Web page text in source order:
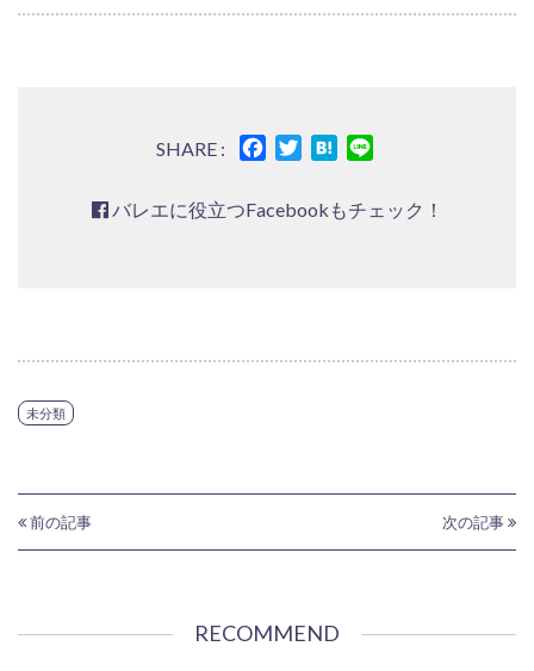
SHARE : FacebookTwitterHatena
バレエに役立つFacebookもチェック！
未分類
前の記事 次の記事
RECOMMEND